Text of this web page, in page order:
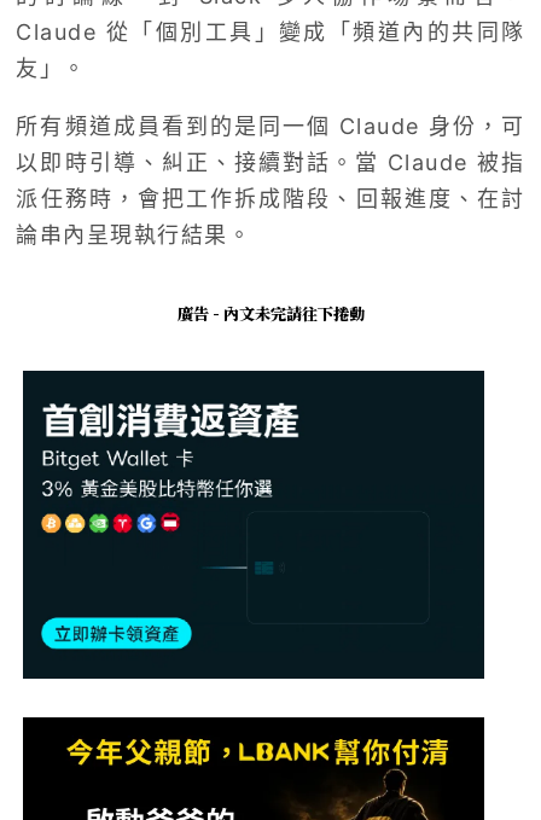
Claude 從「個別工具」變成「頻道內的共同隊
友」。
所有頻道成員看到的是同一個 Claude 身份，可
以即時引導、糾正、接續對話。當 Claude 被指
派任務時，會把工作拆成階段、回報進度、在討
論串內呈現執行結果。
廣告 - 內文未完請往下捲動